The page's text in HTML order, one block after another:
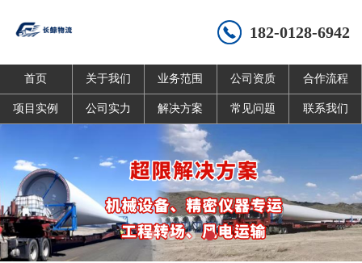
182-0128-6942
首页 关于我们 业务范围 公司资质 合作流程
项目实例 公司实力 解决方案 常见问题 联系我们